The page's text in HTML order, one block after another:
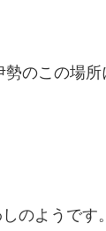
のこの場
のようです。